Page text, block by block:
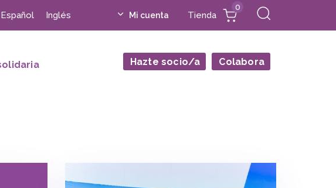
Español Inglés Mi cuenta Tienda
0
Hazte socio/a Colabora